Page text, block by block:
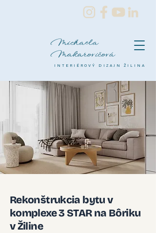
Michaela
Makarovičová
INTERIÉROVÝ DIZAJN ŽILINA
Rekonštrukcia bytu v
komplexe 3 STAR na Bôriku
v Žiline